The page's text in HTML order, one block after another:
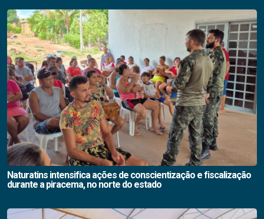
Naturatins intensifica ações de conscientização e fiscalização
durante a piracema, no norte do estado